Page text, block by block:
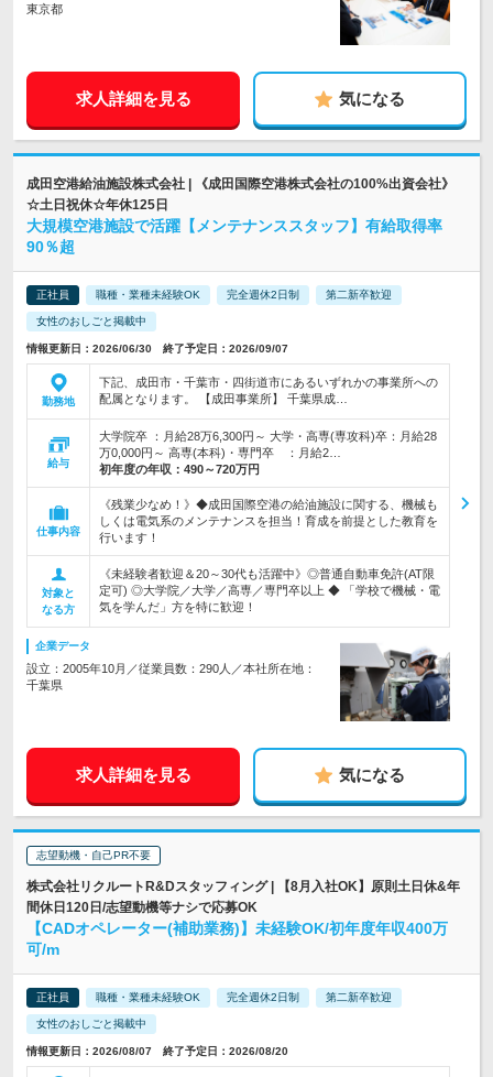
東京都
求人詳細を見る 気になる
成田空港給油施設株式会社 | 《成田国際空港株式会社の100%出資会社》
☆土日祝休☆年休125日
大規模空港施設で活躍【メンテナンススタッフ】有給取得率
90％超
正社員 職種・業種未経験OK 完全週休2日制 第二新卒歓迎
女性のおしごと掲載中
情報更新日：2026/06/30 終了予定日：2026/09/07
勤務地
下記、成田市・千葉市・四街道市にあるいずれかの事業所への
配属となります。 【成田事業所】 千葉県成…
給与
大学院卒 ：月給28万6,300円～ 大学・高専(専攻科)卒：月給28
万0,000円～ 高専(本科)・専門卒 ：月給2…
初年度の年収： 490～720万円
仕事内容
《残業少なめ！》◆成田国際空港の給油施設に関する、機械も
しくは電気系のメンテナンスを担当！育成を前提とした教育を
行います！
対象と
なる方
《未経験者歓迎＆20～30代も活躍中》◎普通自動車免許(AT限
定可) ◎大学院／大学／高専／専門卒以上 ◆ 「学校で機械・電
気を学んだ」方を特に歓迎！
企業データ
設立：2005年10月／従業員数：290人／本社所在地：
千葉県
求人詳細を見る 気になる
志望動機・自己PR不要
株式会社リクルートR&Dスタッフィング | 【8月入社OK】原則土日休&年
間休日120日/志望動機等ナシで応募OK
【CADオペレーター(補助業務)】未経験OK/初年度年収400万
可/m
正社員 職種・業種未経験OK 完全週休2日制 第二新卒歓迎
女性のおしごと掲載中
情報更新日：2026/08/07 終了予定日：2026/08/20